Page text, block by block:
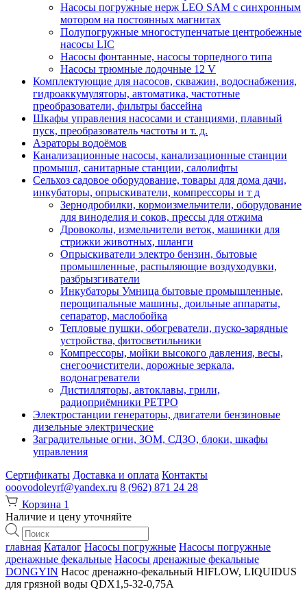
Насосы погружные нерж LEO SAM с синхронным
мотором на постоянных магнитах
Полупогружные многоступенчатые центробежные
насосы LIC
Насосы фонтанные, насосы торпедного типа
Насосы трюмные лодочные 12 V
Комплектующие для насосов, скважин, водоснабжения,
гидроаккумуляторы, автоматика, частотные
преобразователи, фильтры бассейна
Шкафы управления насосами и станциями, плавный
пуск, преобразователь частоты и т. д.
Аэраторы водоёмов
Канализационные насосы, канализационные станции
промышл, санитарные станции, салолифты
Сельхоз садовое оборудование, товары для дома дачи,
инкубаторы, опрыскиватели, компрессоры и т д
Зернодробилки, кормоизмельчители, оборудование
для виноделия и соков, прессы для отжима
Дровоколы, измельчители веток, машинки для
стрижки животных, шланги
Опрыскиватели электро бензин, бытовые
промышленные, распыляющие воздуходувки,
разбрызгиватели
Инкубаторы Умница бытовые промышленные,
перощипальные машины, доильные аппараты,
сепаратор, маслобойка
Тепловые пушки, обогреватели, пуско-зарядные
устройства, фитосветильники
Компрессоры, мойки высокого давления, весы,
снегоочистители, дорожные зеркала,
водонагреватели
Дистилляторы, автоклавы, грили,
радиоприёмники РЕТРО
Электростанции генераторы, двигатели бензиновые
дизельные электрические
Заградительные огни, ЗОМ, СДЗО, блоки, шкафы
управления
Сертификаты Доставка и оплата Контакты
ooovodoleyrf@yandex.ru 8 (962) 871 24 28
Корзина 1
Наличие и цену уточняйте
Поиск
товаров
главная Каталог Насосы погружные Насосы погружные
дренажные фекальные Насосы дренажные фекальные
DONGYIN Насос дренажно-фекальный HIFLOW, LIQUIDUS
для грязной воды QDX1,5-32-0,75A